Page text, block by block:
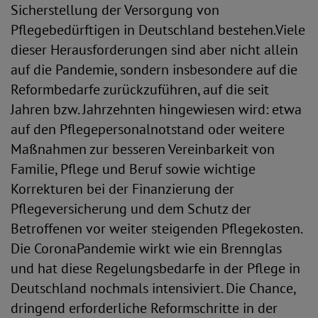
Sicherstellung der Versorgung von
Pflegebedürftigen in Deutschland bestehen.Viele
dieser Herausforderungen sind aber nicht allein
auf die Pandemie, sondern insbesondere auf die
Reformbedarfe zurückzuführen, auf die seit
Jahren bzw. Jahrzehnten hingewiesen wird: etwa
auf den Pflegepersonalnotstand oder weitere
Maßnahmen zur besseren Vereinbarkeit von
Familie, Pflege und Beruf sowie wichtige
Korrekturen bei der Finanzierung der
Pflegeversicherung und dem Schutz der
Betroffenen vor weiter steigenden Pflegekosten.
Die CoronaPandemie wirkt wie ein Brennglas
und hat diese Regelungsbedarfe in der Pflege in
Deutschland nochmals intensiviert. Die Chance,
dringend erforderliche Reformschritte in der